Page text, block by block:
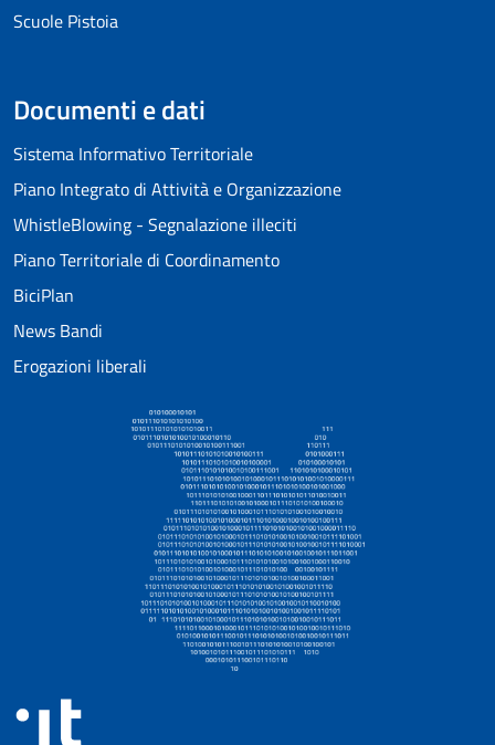
Scuole Pistoia
Documenti e dati
Sistema Informativo Territoriale
Piano Integrato di Attività e Organizzazione
WhistleBlowing - Segnalazione illeciti
Piano Territoriale di Coordinamento
BiciPlan
News Bandi
Erogazioni liberali